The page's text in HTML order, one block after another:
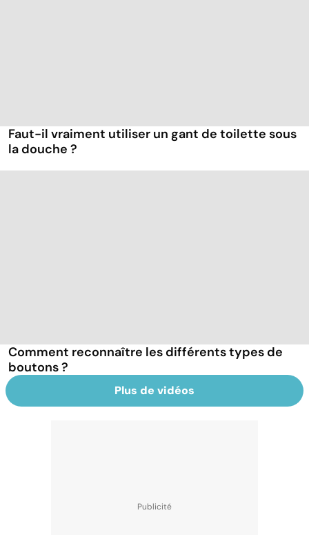
Faut-il vraiment utiliser un gant de toilette sous
la douche ?
Comment reconnaître les différents types de
boutons ?
Plus de vidéos